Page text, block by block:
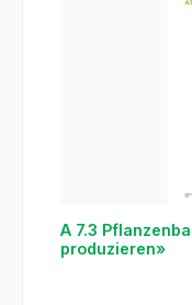
A 7.3
produzieren»